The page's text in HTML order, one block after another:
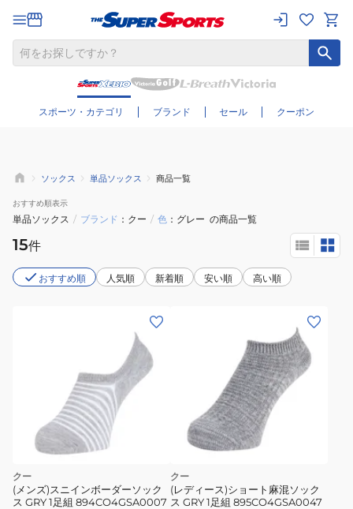
スポーツ・カテゴリ ブランド セール クーポン
さらに絞り込む
ソックス 単品ソックス 商品一覧
おすすめ順表示
単品ソックス / ブランド クー / 色 グレー の商品一覧
15件
おすすめ順 人気順 新着順 安い順 高い順
クー
(メンズ)スニインボーダーソック
ス GRY 1足組 894CO4GSA0007
クー
(レディース)ショート麻混ソック
ス GRY 1足組 895CO4GSA0047